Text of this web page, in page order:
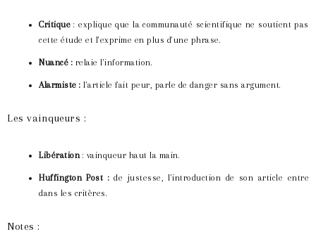
Critique : explique que la communauté scientifique ne soutient pas
cette étude et l'exprime en plus d'une phrase.
Nuancé : relaie l'information.
Alarmiste : l'article fait peur, parle de danger sans argument.
Les vainqueurs :
Libération: vainqueur haut la main.
Huffington Post : de justesse, l'introduction de son article entre
dans les critères.
Notes :